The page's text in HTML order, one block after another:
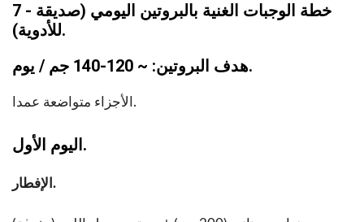
7 - خطة الوجبات الغنية بالبروتين اليومي (صديقة
للأدوية).
هدف البروتين: ~ 120-140 جم / يوم.
الأجزاء متواضعة عمدا.
اليوم الأول.
الإفطار.